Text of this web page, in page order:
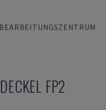
DECKEL FP2